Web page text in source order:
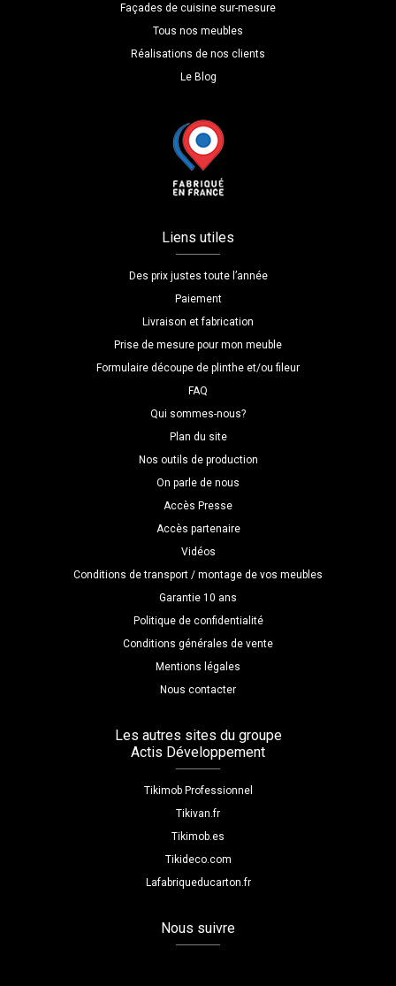
Façades de cuisine sur-mesure
Tous nos meubles
Réalisations de nos clients
Le Blog
Liens utiles
Des prix justes toute l’année
Paiement
Livraison et fabrication
Prise de mesure pour mon meuble
Formulaire découpe de plinthe et/ou fileur
FAQ
Qui sommes-nous?
Plan du site
Nos outils de production
On parle de nous
Accès Presse
Accès partenaire
Vidéos
Conditions de transport / montage de vos meubles
Garantie 10 ans
Politique de confidentialité
Conditions générales de vente
Mentions légales
Nous contacter
Les autres sites du groupe
Actis Développement
Tikimob Professionnel
Tikivan.fr
Tikimob.es
Tikideco.com
Lafabriqueducarton.fr
Nous suivre